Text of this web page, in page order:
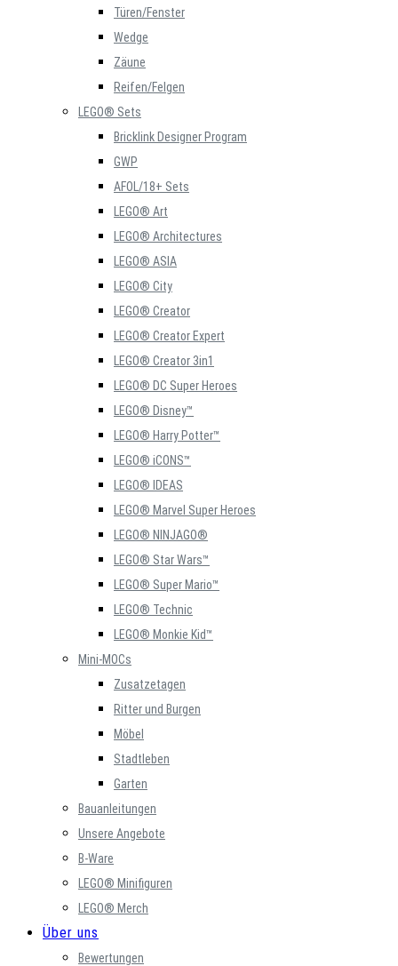
Türen/Fenster
Wedge
Zäune
Reifen/Felgen
LEGO® Sets
Bricklink Designer Program
GWP
AFOL/18+ Sets
LEGO® Art
LEGO® Architectures
LEGO® ASIA
LEGO® City
LEGO® Creator
LEGO® Creator Expert
LEGO® Creator 3in1
LEGO® DC Super Heroes
LEGO® Disney™
LEGO® Harry Potter™
LEGO® iCONS™
LEGO® IDEAS
LEGO® Marvel Super Heroes
LEGO® NINJAGO®
LEGO® Star Wars™
LEGO® Super Mario™
LEGO® Technic
LEGO® Monkie Kid™
Mini-MOCs
Zusatzetagen
Ritter und Burgen
Möbel
Stadtleben
Garten
Bauanleitungen
Unsere Angebote
B-Ware
LEGO® Minifiguren
LEGO® Merch
Über uns
Bewertungen